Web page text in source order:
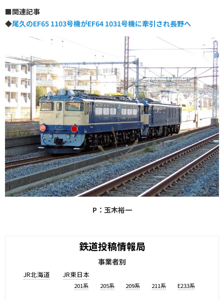
■関連記事
◆尾久のEF65 1103号機がEF64 1031号機に牽引され長野へ
P：玉木裕一
鉄道投稿情報局
事業者別
JR北海道 JR東日本
201系 205系 209系 211系 E233系